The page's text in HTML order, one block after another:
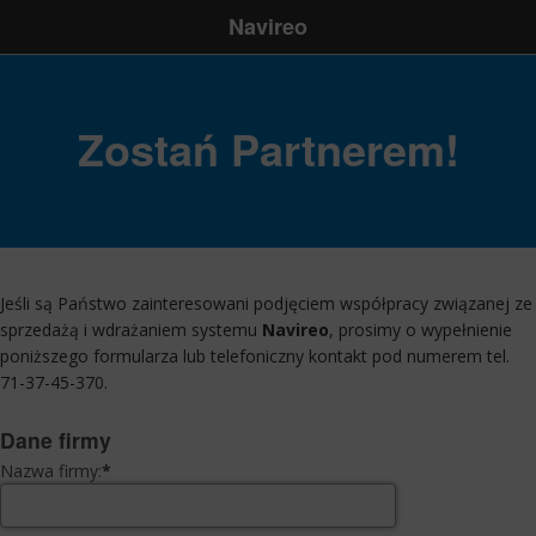
Navireo
Zostań Partnerem!
Jeśli są Państwo zainteresowani podjęciem współpracy związanej ze
sprzedażą i wdrażaniem systemu Navireo, prosimy o wypełnienie
poniższego formularza lub telefoniczny kontakt pod numerem tel.
71-37-45-370.
Dane firmy
Nazwa firmy:*